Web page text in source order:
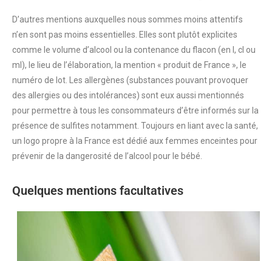
D’autres mentions auxquelles nous sommes moins attentifs
n’en sont pas moins essentielles. Elles sont plutôt explicites
comme le volume d’alcool ou la contenance du flacon (en l, cl ou
ml), le lieu de l’élaboration, la mention « produit de France », le
numéro de lot. Les allergènes (substances pouvant provoquer
des allergies ou des intolérances) sont eux aussi mentionnés
pour permettre à tous les consommateurs d’être informés sur la
présence de sulfites notamment. Toujours en liant avec la santé,
un logo propre à la France est dédié aux femmes enceintes pour
prévenir de la dangerosité de l’alcool pour le bébé.
Quelques mentions facultatives